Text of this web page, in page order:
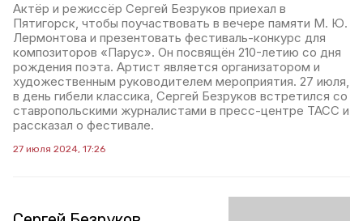
Актёр и режиссёр Сергей Безруков приехал в
Пятигорск, чтобы поучаствовать в вечере памяти М. Ю.
Лермонтова и презентовать фестиваль-конкурс для
композиторов «Парус». Он посвящён 210-летию со дня
рождения поэта. Артист является организатором и
художественным руководителем мероприятия. 27 июля,
в день гибели классика, Сергей Безруков встретился со
ставропольскими журналистами в пресс-центре ТАСС и
рассказал о фестивале.
27 июля 2024, 17:26